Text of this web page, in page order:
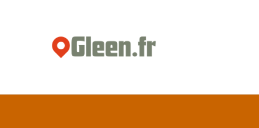
Gleen.fr
Bougez
futé,